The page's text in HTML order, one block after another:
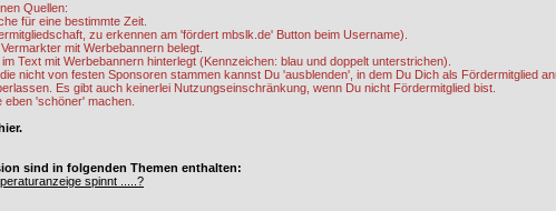
Quellen:
für eine bestimmte Zeit.
zu erkennen am 'fördert mbslk.de' Button beim Username).
mit Werbebannern belegt.
Text mit Werbebannern hinterlegt (Kennzeichen: blau und doppelt unterstrichen).
nicht von festen Sponsoren stammen kannst Du 'ausblenden', in dem Du Dich als Fördermitglied
Es gibt auch keinerlei Nutzungseinschränkung, wenn Du nicht Fördermitglied bist.
'schöner' machen.
sind in folgenden Themen enthalten:
spinnt .....?